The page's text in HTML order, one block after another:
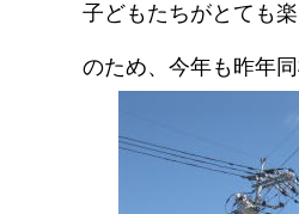
子どもたちがとても
のため、今年も昨年